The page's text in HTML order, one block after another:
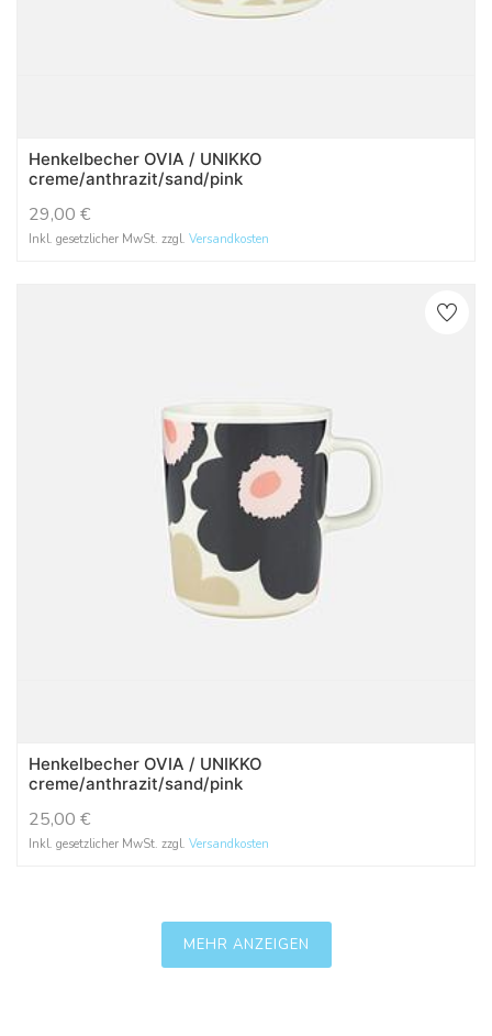
Henkelbecher OVIA / UNIKKO
creme/anthrazit/sand/pink
29,00 €
Inkl. gesetzlicher MwSt. zzgl. Versandkosten
Henkelbecher OVIA / UNIKKO
creme/anthrazit/sand/pink
25,00 €
Inkl. gesetzlicher MwSt. zzgl. Versandkosten
MEHR ANZEIGEN